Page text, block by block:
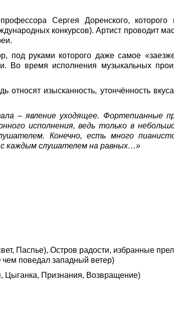
Сергея Доренского, которого
конкурсов). Артист проводит
под руками которого даже самое
Во время исполнения музыкальных
изысканность, утончённость
– явление уходящее. Фортепианные
исполнения, ведь только в
Конечно, есть много
каждым слушателем на равных…»
Паспье), Остров радости, избранные
поведал западный ветер)
Цыганка, Признания, Возвращение)